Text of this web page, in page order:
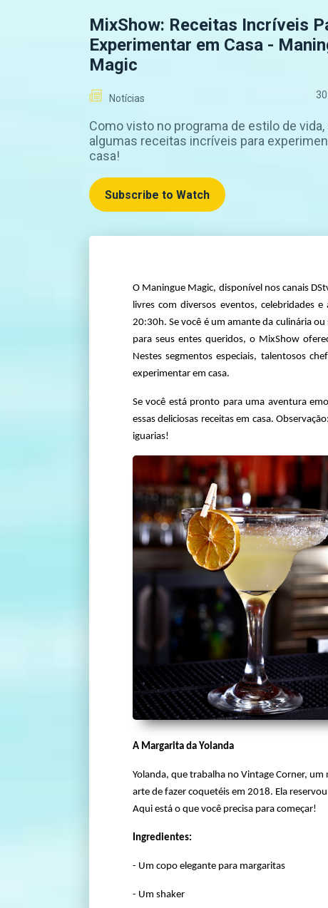
MixShow: Receitas Incríveis
Experimentar em Casa -
Magic
Notícias
Como visto no programa de estilo de
algumas receitas incríveis para
casa!
Subscribe to Watch
O Maningue Magic, disponível nos canais
livres com diversos eventos, celebridades
20:30h. Se você é um amante da culinária
para seus entes queridos, o MixShow
Nestes segmentos especiais, talentosos
experimentar em casa.
Se você está pronto para uma aventura
essas deliciosas receitas em casa.
iguarias!
A Margarita da Yolanda
Yolanda, que trabalha no Vintage Corner,
arte de fazer coquetéis em 2018. Ela
Aqui está o que você precisa para começar!
Ingredientes:
- Um copo elegante para margaritas
- Um shaker